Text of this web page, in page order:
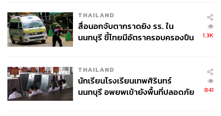
THAILAND
สื่อนอกจับตากราดยิง รร. ใน
นนทบุรี ชี้ไทยมีอัตราครอบครองปืน
1.3K
THAILAND
นักเรียนโรงเรียนเทพศิรินทร์
นนทบุรี อพยพเข้ายังพื้นที่ปลอดภัย
841